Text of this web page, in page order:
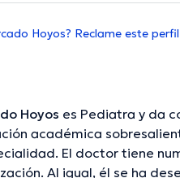
Hoyos? Reclame este perfil
Hoyos es Pediatra y da
académica
El doctor tiene
Al igual, él se ha